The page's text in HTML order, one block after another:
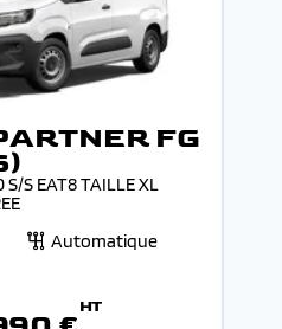
FG
S/S EAT8 TAILLE XL
Automatique
HT